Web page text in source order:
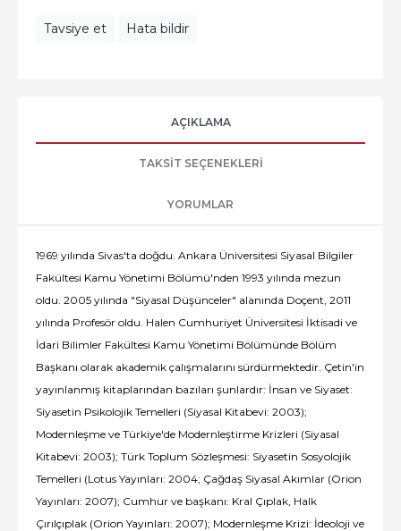
Tavsiye et Hata bildir
AÇIKLAMA
TAKSIT SEÇENEKLERI
YORUMLAR
1969 yılında Sivas'ta doğdu. Ankara Üniversitesi Siyasal Bilgiler
Fakültesi Kamu Yönetimi Bölümü'nden 1993 yılında mezun
oldu. 2005 yılında "Siyasal Düşünceler" alanında Doçent, 2011
yılında Profesör oldu. Halen Cumhuriyet Üniversitesi İktisadi ve
İdari Bilimler Fakültesi Kamu Yönetimi Bölümünde Bölüm
Başkanı olarak akademik çalışmalarını sürdürmektedir. Çetin'in
yayınlanmış kitaplarından bazıları şunlardır: İnsan ve Siyaset:
Siyasetin Psikolojik Temelleri (Siyasal Kitabevi: 2003);
Modernleşme ve Türkiye'de Modernleştirme Krizleri (Siyasal
Kitabevi: 2003); Türk Toplum Sözleşmesi: Siyasetin Sosyolojik
Temelleri (Lotus Yayınları: 2004; Çağdaş Siyasal Akımlar (Orion
Yayınları: 2007); Cumhur ve başkanı: Kral Çıplak, Halk
Çırılçıplak (Orion Yayınları: 2007); Modernleşme Krizi: İdeoloji ve